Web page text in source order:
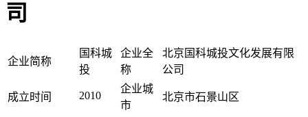
司
企业简称
国科城
投
企业全
称
北京国科城投文化发展有限
公司
成立时间 2010
企业城
市
北京市石景山区